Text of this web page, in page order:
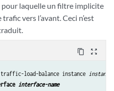
pour laquelle un filtre implicite
vers l’avant. Ceci n’est
content_copy zoom_out_map
load-balance instance
interface-name